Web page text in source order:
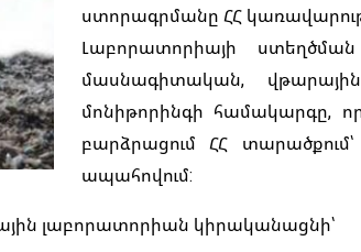
ստորագրմանը ՀՀ
Լաբորատորիայի
մասնագիտական,
մոնիթորինգի համակարգը,
բարձրացում ՀՀ
ապահովում:
լաբորատորիան կիրականացնի՝